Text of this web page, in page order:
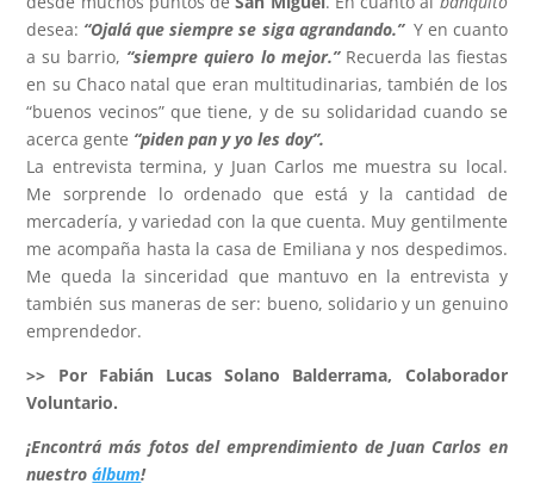
desea: “Ojalá que siempre se siga agrandando.”Y en cuanto
a su barrio, “siempre quiero lo mejor.”Recuerda las fiestas
en su Chaco natal que eran multitudinarias, también de los
“buenos vecinos” que tiene, y de su solidaridad cuando se
acerca gente “piden pan y yo les doy”.
La entrevista termina, y Juan Carlos me muestra su local.
Me sorprende lo ordenado que está y la cantidad de
mercadería, y variedad con la que cuenta. Muy gentilmente
me acompaña hasta la casa de Emiliana y nos despedimos.
Me queda la sinceridad que mantuvo en la entrevista y
también sus maneras de ser: bueno, solidario y un genuino
emprendedor.
>> Por Fabián Lucas Solano Balderrama, Colaborador
Voluntario.
¡Encontrá más fotos del emprendimiento de Juan Carlos en
nuestroálbum!